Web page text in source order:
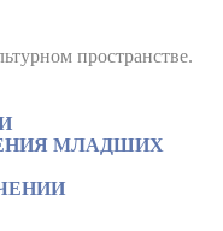
пространстве.
МЛАДШИХ